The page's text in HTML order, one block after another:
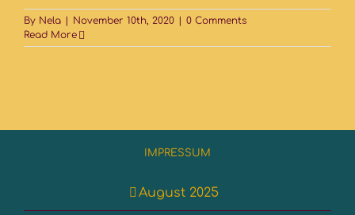
By Nela November 10th, 2020
0 Comments
Read More
IMPRESSUM
August 2025